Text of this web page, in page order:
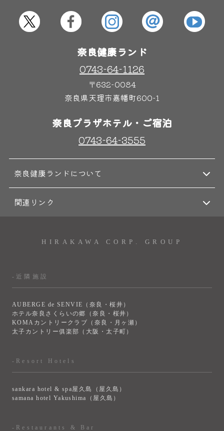
奈良わんぱくランド
その他施設 ご宿泊
奈良健康ランド
0743-64-1126
〒632-0084
奈良県天理市嘉幡町600-1
奈良プラザホテル・ご宿泊
0743-64-3555
奈良健康ランドについて
関連リンク
HIRAKAWA CORP. GROUP
-近隣施設
AUBERGE de SENVIE（奈良・桜井）
ホテル奈良さくらいの郷（奈良・桜井）
KOMAカントリークラブ（奈良・月ヶ瀬）
太子カントリー俱楽部（大阪・太子町）
-Resort Hotels
sankara hotel & spa屋久島（屋久島）
samana hotel Yakushima（屋久島）
-Restaurants & Bar